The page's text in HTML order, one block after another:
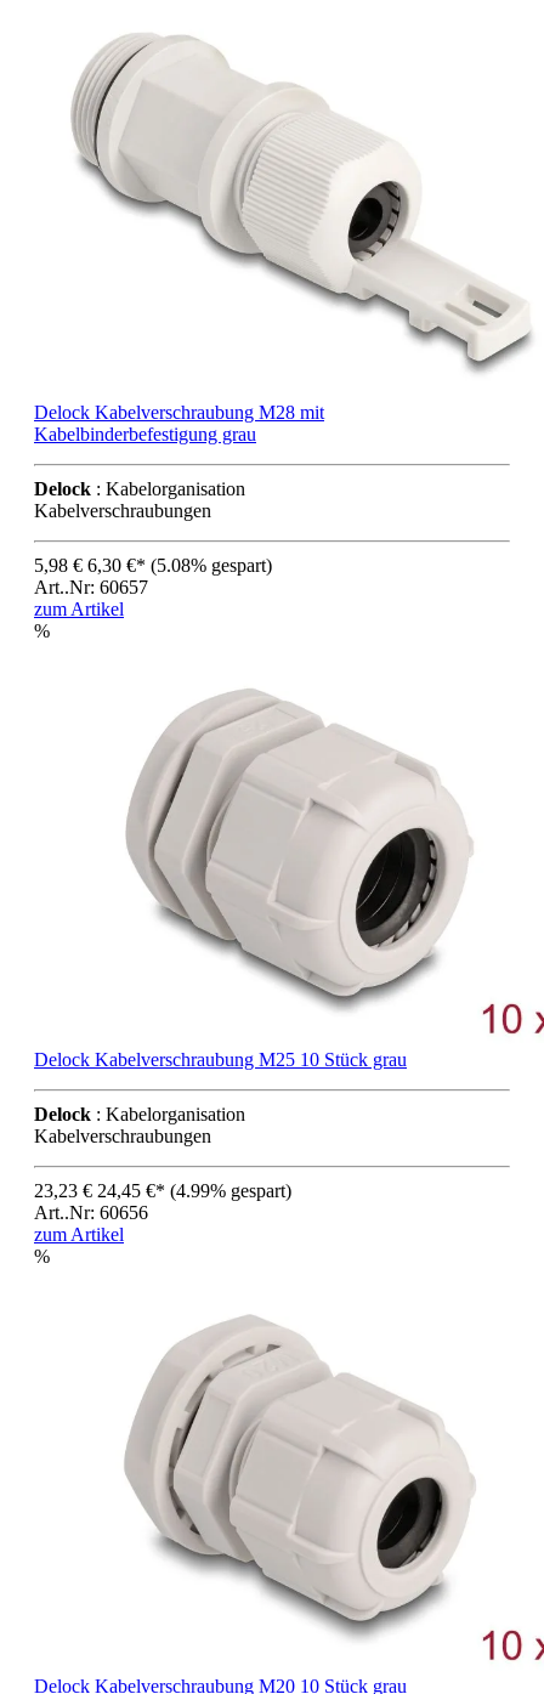
Delock Kabelverschraubung M28 mit
Kabelbinderbefestigung grau
Delock : Kabelorganisation
Kabelverschraubungen
5,98 € 6,30 €* (5.08% gespart)
Art..Nr: 60657
zum Artikel
%
Delock Kabelverschraubung M25 10 Stück grau
Delock : Kabelorganisation
Kabelverschraubungen
23,23 € 24,45 €* (4.99% gespart)
Art..Nr: 60656
zum Artikel
%
Delock Kabelverschraubung M20 10 Stück grau